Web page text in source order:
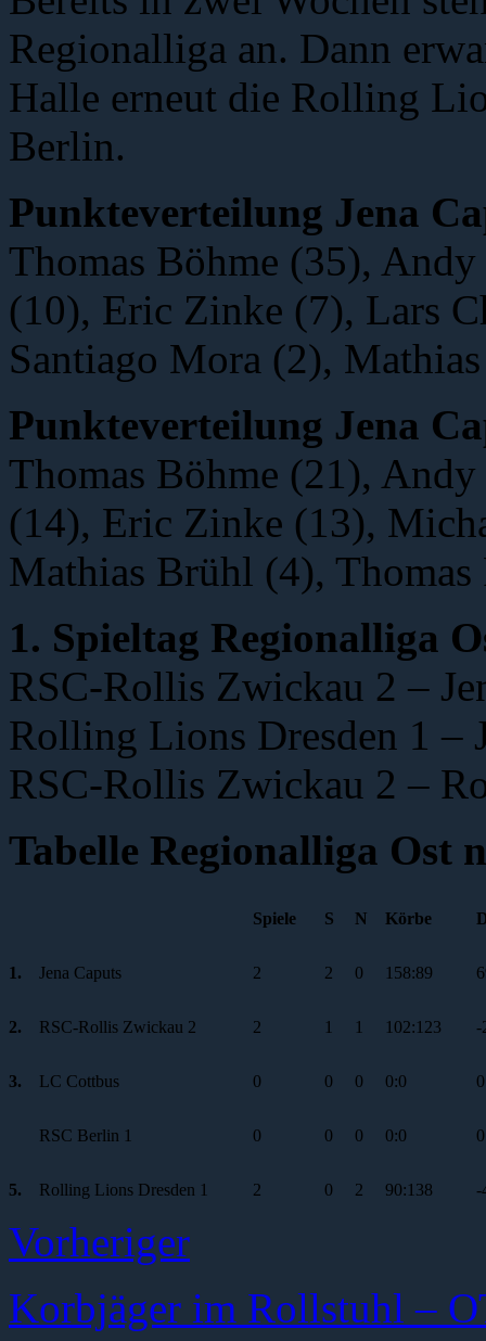
Regionalliga an. Dann
Halle erneut die Rolling
Berlin.
Punkteverteilung Jena
Thomas Böhme (35),
(10), Eric Zinke (7), Lars
Santiago Mora (2),
Punkteverteilung Jena
Thomas Böhme (21),
(14), Eric Zinke (13),
Mathias Brühl (4),
1. Spieltag Regionalliga
RSC-Rollis Zwickau 2 –
Rolling Lions Dresden 1 –
RSC-Rollis Zwickau 2 –
Tabelle Regionalliga Ost
Spiele S N Körbe
1. Jena Caputs 2 2 0 158:89
2. RSC-Rollis Zwickau 2 2 1 1 102:123 -
3. LC Cottbus 0 0 0 0:0 0
RSC Berlin 1 0 0 0 0:0 0
5. Rolling Lions Dresden 1 2 0 2 90:138 -
Vorheriger
Korbjäger im Rollstuhl –